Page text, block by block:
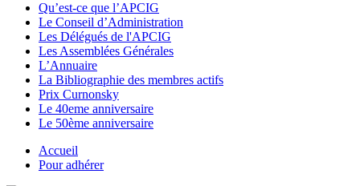
Qu’est-ce que l’APCIG
Le Conseil d’Administration
Les Délégués de l'APCIG
Les Assemblées Générales
L’Annuaire
La Bibliographie des membres actifs
Prix Curnonsky
Le 40eme anniversaire
Le 50ème anniversaire
Accueil
Pour adhérer